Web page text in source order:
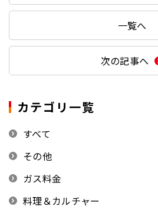
一覧へ
次の記事へ
カテゴリ一覧
すべて
その他
ガス料金
料理＆カルチャー